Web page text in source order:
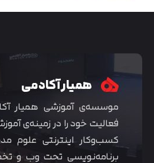
همیار آکادمی
فعالیت خود را در زمینه‌ی
کسب‌و‌کار اینترنتی علوم
برنامه‌نویسی تحت وب و